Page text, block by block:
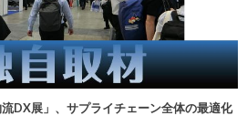
流DX展」、サプライチェーン全体の最適化